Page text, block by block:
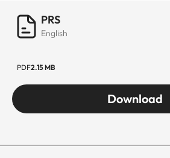
PRS
English
PDF2.15 MB
Download